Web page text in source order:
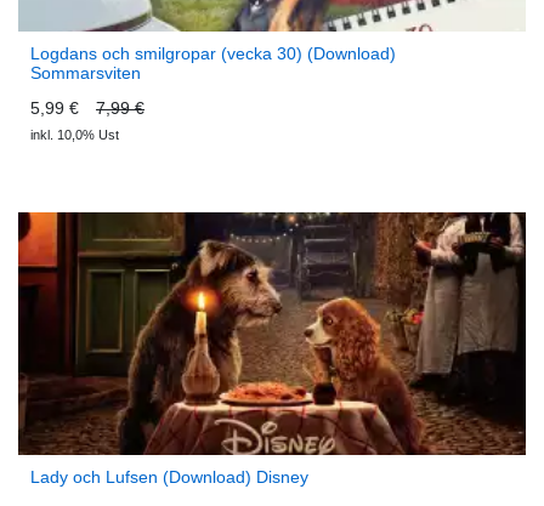
Logdans och smilgropar (vecka 30) (Download)
Sommarsviten
5,99 €
7,99 €
inkl. 10,0% Ust
Lady och Lufsen (Download) Disney